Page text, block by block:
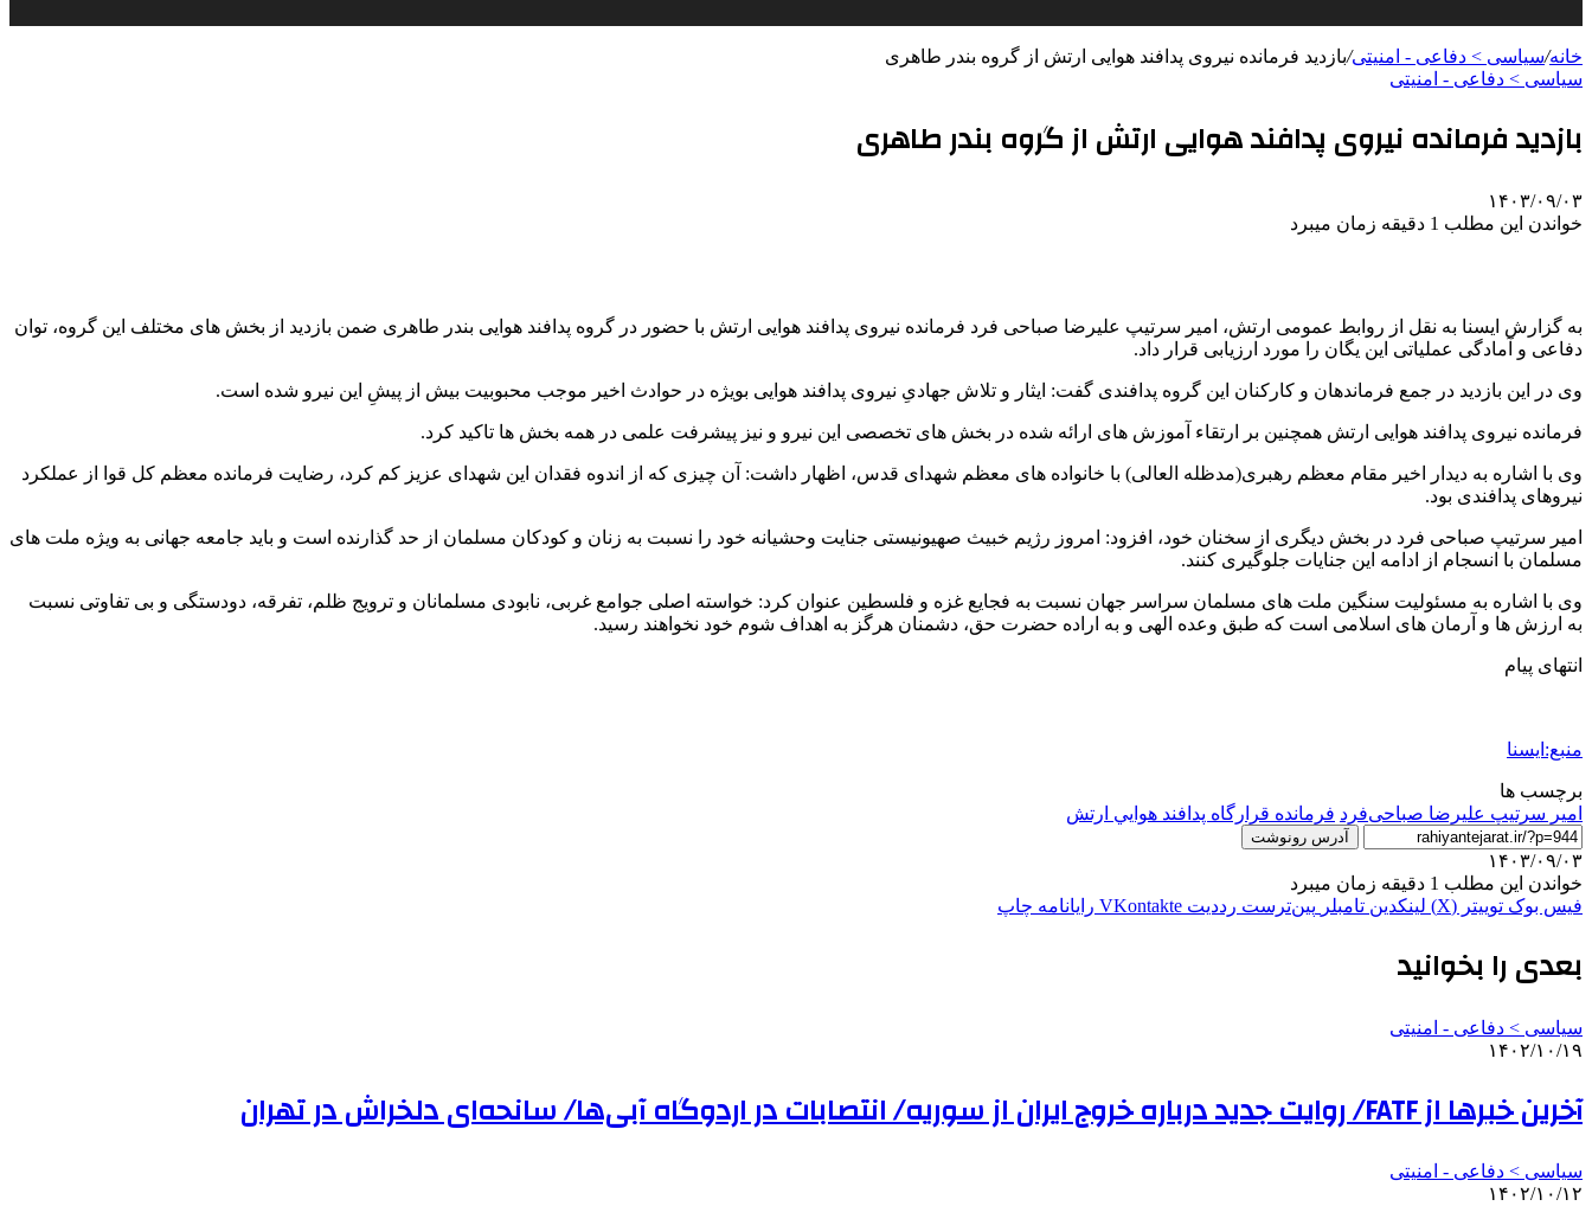
خانه/سیاسی > دفاعی - امنيتی/بازدید فرمانده نیروی پدافند هوایی ارتش از گروه بندر طاهری
سیاسی > دفاعی - امنيتی
بازدید فرمانده نیروی پدافند هوایی ارتش از گروه بندر طاهری
۱۴۰۳/۰۹/۰۳
خواندن این مطلب 1 دقیقه زمان میبرد
به گزارش ایسنا به نقل از روابط عمومی ارتش، امیر سرتیپ علیرضا صباحی فرد فرمانده نیروی پدافند هوایی ارتش با حضور در گروه پدافند هوایی بندر طاهری ضمن بازدید از بخش های مختلف این گروه، توان
دفاعی و آمادگی عملیاتی این یگان را مورد ارزیابی قرار داد.
وی در این بازدید در جمع فرماندهان و کارکنان این گروه پدافندی گفت: ایثار و تلاش جهادیِ نیروی پدافند هوایی بویژه در حوادث اخیر موجب‌ محبوبیت بیش از پیشِ این نیرو شده است.
فرمانده نیروی پدافند هوایی ارتش همچنین بر ارتقاء آموزش های ارائه شده در بخش های تخصصی این نیرو و نیز پیشرفت علمی‌ در همه بخش ها تاکید کرد.
وی با اشاره به دیدار اخیر مقام معظم رهبری(مدظله العالی) با خانواده های معظم شهدای قدس، اظهار داشت: آن چیزی که از اندوه فقدان این شهدای عزیز کم کرد، رضایت فرمانده معظم کل قوا از عملکرد
نیروهای پدافندی بود.
امیر سرتیپ صباحی فرد در بخش دیگری از سخنان خود، افزود: امروز رژیم خبیث صهیونیستی جنایت وحشیانه خود را نسبت به زنان و کودکان مسلمان از حد گذارنده است و باید جامعه جهانی به ویژه ملت های
مسلمان با انسجام از ادامه این جنایات جلوگیری کنند.
وی با اشاره به مسئولیت سنگین‌ ملت های مسلمان سراسر جهان نسبت به فجایع غزه و فلسطین عنوان کرد: خواسته اصلی جوامع غربی، نابودی مسلمانان و ترویج ظلم، تفرقه، دودستگی و بی تفاوتی نسبت
به ارزش ها و آرمان های اسلامی است که طبق وعده الهی و به اراده حضرت حق، دشمنان هرگز به اهداف شوم خود نخواهند رسید.
انتهای پیام
منبع:ایسنا
برچسب ها
امیر سرتیپ علیرضا صباحی‌فرد فرمانده قرارگاه پدافند هوايي ارتش
آدرس رونوشت
۱۴۰۳/۰۹/۰۳
خواندن این مطلب 1 دقیقه زمان میبرد
فیس بوک توییتر (X) لینکدین ‫تامبلر ‫پین‌ترست ‫رددیت ‫VKontakte رایانامه چاپ
بعدی را بخوانید
سیاسی > دفاعی - امنيتی
۱۴۰۲/۱۰/۱۹
آخرین خبرها از FATF/ روایت جدید درباره خروج ایران از سوریه/ انتصابات در اردوگاه آبی‌ها/ سانحه‌ای ‌دلخراش در تهران
سیاسی > دفاعی - امنيتی
۱۴۰۲/۱۰/۱۲